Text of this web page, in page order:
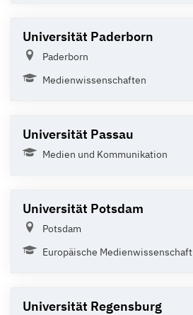
Universität Paderborn
Paderborn
Medienwissenschaften
Universität Passau
Medien und Kommunikation
Universität Potsdam
Potsdam
Europäische Medienwissenschaft
Universität Regensburg